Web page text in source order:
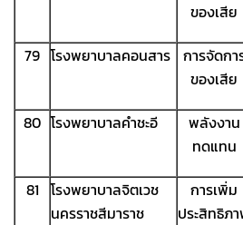
ของเสีย
79 โรงพยาบาลคอนสาร การจัดกา
ของเสีย
80 โรงพยาบาลคำชะอี
พลังงาน
ทดแทน
81 โรงพยาบาลจิตเวช
นครราชสีมาราช
การเพิ่ม
ประสิทธิภ